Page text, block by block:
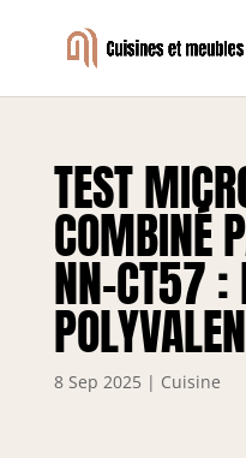
TEST
COMBINÉ
NN-CT57 :
8 Sep 2025 | Cuisine